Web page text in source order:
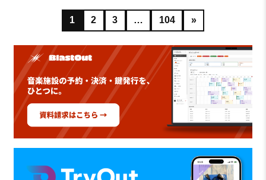
1 2 3 … 104 »